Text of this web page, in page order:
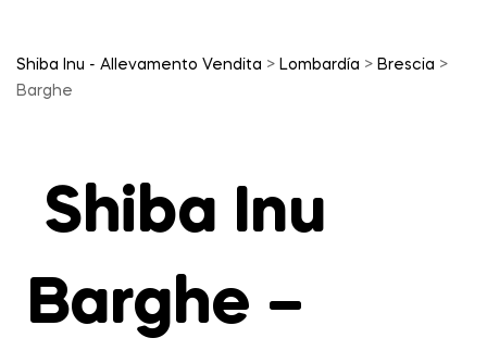
Shiba Inu - Allevamento Vendita > Lombardía > Brescia >
Barghe
Shiba Inu
Barghe –